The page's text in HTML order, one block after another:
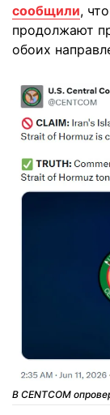
сообщили,
продолжают
обоих
В CENTCOM